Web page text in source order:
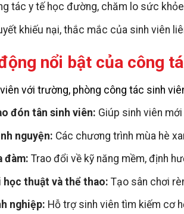
tác y tế học đường, chăm lo sức
khiếu nại, thắc mắc của sinh viên
nổi bật của công
với trường, phòng công tác sinh
đón tân sinh viên: Giúp sinh viên
nguyện: Các chương trình mùa hè
đàm: Trao đổi về kỹ năng mềm, định
học thuật và thể thao: Tạo sân chơi
nghiệp: Hỗ trợ sinh viên tìm kiếm cơ